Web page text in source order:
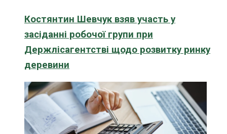
Костянтин Шевчук взяв участь у
засіданні робочої групи при
Держлісагентстві щодо розвитку ринку
деревини